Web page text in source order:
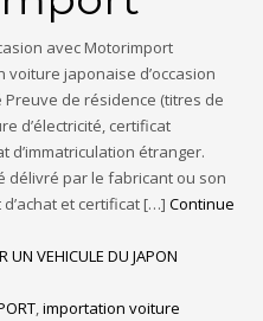
avec Motorimport
japonaise d’occasion
Preuve de résidence (titres de
d’électricité, certificat
d’immatriculation étranger.
délivré par le fabricant ou son
et certificat […] Continue
UN VEHICULE DU JAPON
,importation voiture